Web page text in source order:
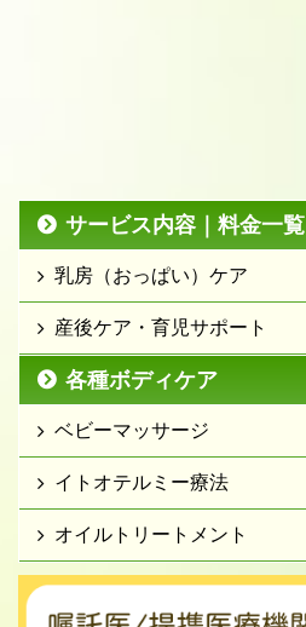
サービス内容｜料金一覧
乳房（おっぱい）ケア
産後ケア・育児サポート
各種ボディケア
ベビーマッサージ
イトオテルミー療法
オイルトリートメント